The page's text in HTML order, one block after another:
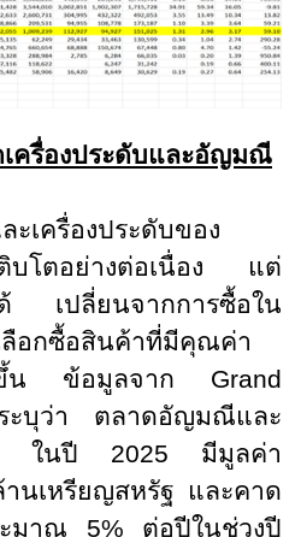
ครื่องประดับและอัญมณี
เครื่องประดับของ
บโตอย่างต่อเนื่อง แต่
เปลี่ยนจากการซื้อใน
ลือกซื้อสินค้าที่มีคุณค่า
ขึ้น ข้อมูลจาก Grand
ะบุว่า ตลาดอัญมณีและ
ฯ ในปี 2025 มีมูลค่า
นเหรียญสหรัฐ และคาด
ะมาณ 5% ต่อปีในช่วงปี